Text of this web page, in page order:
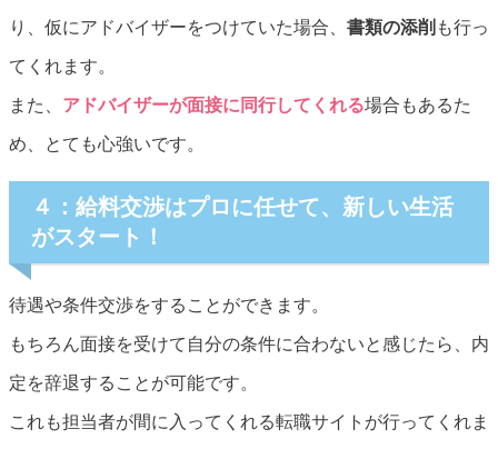
り、仮にアドバイザーをつけていた場合、 書類の添削も行っ
てくれます。
また、 アドバイザーが面接に同行してくれる場合もあるた
め、とても心強いです。
４：給料交渉はプロに任せて、新しい生活
がスタート！
待遇や条件交渉をすることができます。
もちろん面接を受けて自分の条件に合わないと感じたら、内
定を辞退することが可能です。
これも担当者が間に入ってくれる転職サイトが行ってくれま